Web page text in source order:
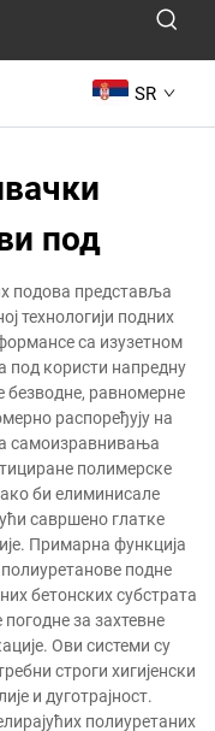
SR
под
подова представља
технологији подних
са изузетном
под користи напредну
безводне, равномерне
распоређују на
самоизравнивања
полимерске
би елиминисале
савршено глатке
Примарна функција
подне
бетонских субстрата
за захтевне
Ови системи су
строги хигијенски
и дуготрајност.
полиуретаних